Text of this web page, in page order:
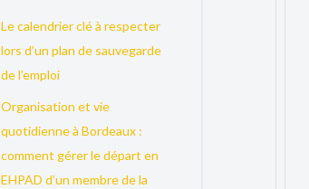
Le calendrier clé à respecter
lors d’un plan de sauvegarde
de l’emploi
Organisation et vie
quotidienne à Bordeaux :
comment gérer le départ en
EHPAD d’un membre de la